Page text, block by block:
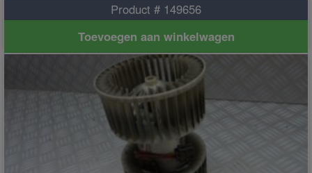
Product # 149656
Toevoegen aan winkelwagen